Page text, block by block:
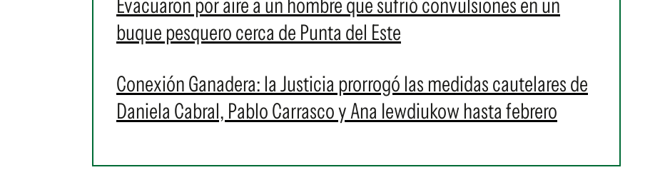
buque pesquero cerca de Punta del Este
Conexión Ganadera: la Justicia prorrogó las medidas cautelares de
Daniela Cabral, Pablo Carrasco y Ana Iewdiukow hasta febrero